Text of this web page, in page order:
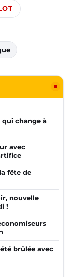
qui change à
avec
fête de
nouvelle
!
brûlée avec